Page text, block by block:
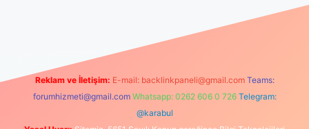
Reklam ve İletişim: E-mail: backlinkpaneli@gmail.com Teams:
forumhizmeti@gmail.com Whatsapp: 0262 606 0 726 Telegram:
@karabul